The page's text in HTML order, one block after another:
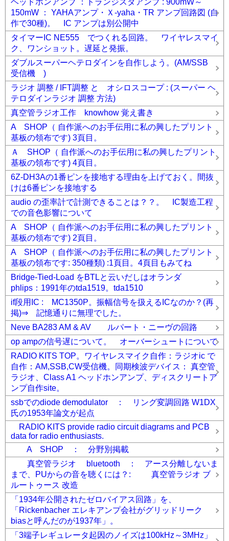
ヘッドホンアンプ ：トランジスタアンプ : 900mW～
150mW ： YAHAアンプ・Ｘ-yaha・TR アンプ回路図 (自
作で30種)。 IC アンプは別公開中
タイマーIC NE555 でつくれる回路。 ワイヤレスマイ
ク、ワンショット。遅延と発振。
ダブルスーパーヘテロダインを自作しよう。(AM/SSB
受信機 )
ラジオ 調整 / IFT調整 と オシロスコープ : (スーパー ヘ
テロダインラジオ 調整 方法)
真空管ラジオ工作 knowhow 覚え書き
A SHOP（ 自作派へのお手伝用に私の興したプリント
基板の領布です) 3頁目。
Ａ SHOP（ 自作派へのお手伝用に私の興したプリント
基板の領布です) 4頁目。
6Z-DH3Aの1番ピンを接地する理由を上げておく。間抜
けは6番ピンを接地する
audio の歪率計で計測できることは？？。 IC製造工程
での音色影響について
A SHOP（ 自作派へのお手伝用に私の興したプリント
基板の領布です) 2頁目。
A SHOP（ 自作派へのお手伝用に私の興したプリント
基板の領布です: 350種類) :1頁目。4頁目もみてね
Bridge-Tied-Load をBTLと云いだしはオランダ
phlips：1991年のtda1519。tda1510
if段用IC : MC1350P。振幅信号を扱えるICなのか？(再
掲)⇒ 記憶通りに無理でした。
Neve BA283 AM & AV ルパート・ニーヴの回路
op ampの信号遅について。 オーバーシュートについて
RADIO KITS TOP。ワイヤレスマイク自作：ラジオic で
自作：AM,SSB,CW受信機。同期検波デバイス： 真空管
ラジオ、Class A1 ヘッドホンアンプ、ディスクリートア
ンプ自作site。
ssbでのdiode demodulator ： リング変調回路 W1DX
氏の1953年論文が起点
RADIO KITS provide radio circuit diagrams and PCB
data for radio enthusiasts.
A SHOP ： 分野別掲載
真空管ラジオ bluetooth ： アース分離しないま
まで、PUからの音を聴くには？: 真空管ラジオ ブ
ルートゥース 改造
「1934年公開されたゼロバイアス回路」を、
「Rickenbacher エレキアンプ会社がグリッドリーク
biasと呼んだのが1937年」。
「3端子レギュレータ起因のノイズは100kHz～3MHz」